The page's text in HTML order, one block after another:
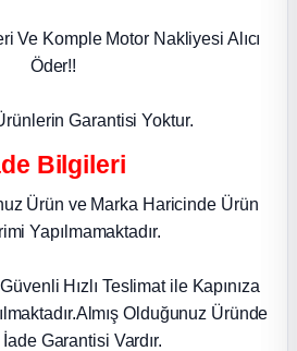
Ve Komple Motor Nakliyesi Alıcı
Öder!!
Garantisi Yoktur.
Bilgileri
Ürün ve Marka Haricinde Ürün
Yapılmamaktadır.
Hızlı Teslimat ile Kapınıza
Olduğunuz Üründe
Garantisi Vardır.